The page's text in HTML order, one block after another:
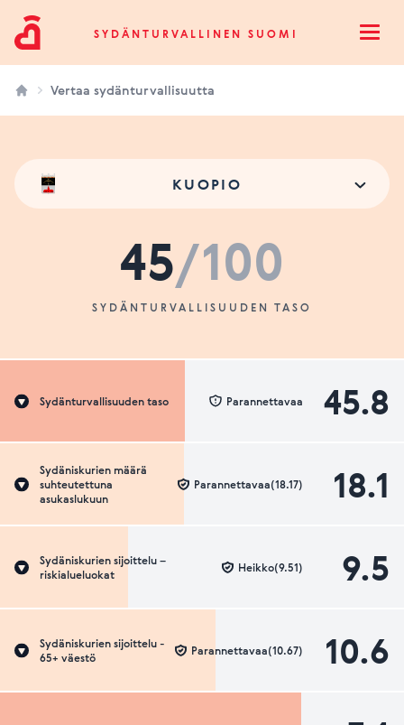
Sydänturvallinen SuomiSYDÄNTURVALLINEN SUOMI
Vertaa sydänturvallisuutta
KUOPIO
45/100
SYDÄNTURVALLISUUDEN TASO
Sydänturvallisuuden taso 45.8
Parannettavaa
Sydäniskurien määrä
suhteutettuna
asukaslukuun
18.1
Parannettavaa(18.17)
Sydäniskurien sijoittelu –
riskialueluokat
9.5
Heikko(9.51)
Sydäniskurien sijoittelu -
65+ väestö
10.6
Parannettavaa(10.67)